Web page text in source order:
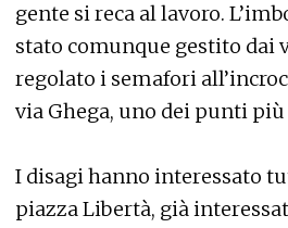
gente si reca al lavoro.
stato comunque gestito dai
regolato i semafori
via Ghega, uno dei punti
I disagi hanno interessato
piazza Libertà, già